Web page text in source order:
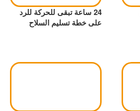
24 ساعة تبقى للحركة للرد
على خطة تسليم السلاح